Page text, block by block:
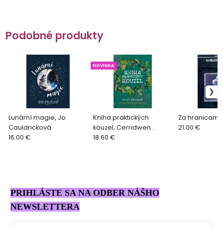
Podobné produkty
Lunární magie, Jo
Cauldricková
16.00 €
Kniha praktických
kouzel, Cerridwen
Greenleaf
NOVINKA
18.60 €
Za hranicami
21.00 €
PRIHLÁSTE SA NA ODBER NÁŠHO
NEWSLETTERA